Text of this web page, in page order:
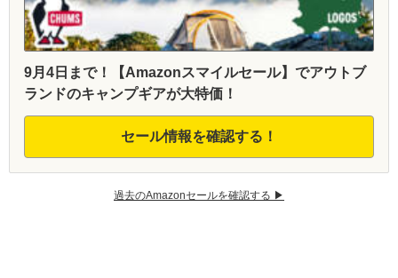
9月4日まで！【Amazonスマイルセール】でアウトブ
ランドのキャンプギアが大特価！
セール情報を確認する！
過去のAmazonセールを確認する ▶︎